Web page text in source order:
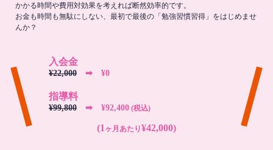
かかる時間や費用対効果を考えれば断然効率的です。
お金も時間も無駄にしない、最初で最後の「勉強習慣習得」をはじめませ
んか？
入会金
¥22,000 ➡︎ ¥0
指導料
¥99,800 ➡︎ ¥92,400 (税込)
(1 ヶ月あたり¥42,000)